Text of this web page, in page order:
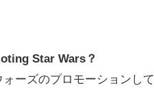
Star Wars？
ーズのプロモーションして